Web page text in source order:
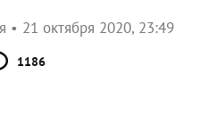
21 октября 2020, 23:49
1186